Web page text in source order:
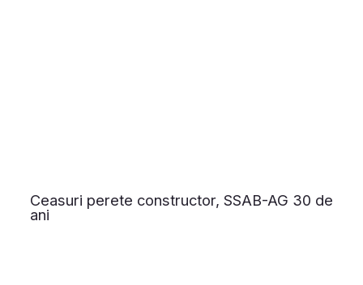
Ceasuri perete constructor, SSAB-AG 30 de
ani